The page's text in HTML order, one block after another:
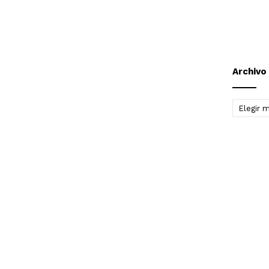
Archivo
Archivo